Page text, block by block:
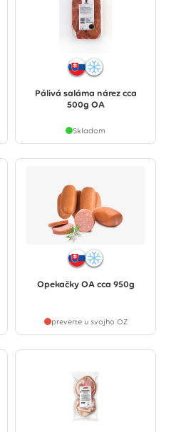
Pálivá saláma nárez cca
500g OA
Skladom
Opekačky OA cca 950g
preverte u svojho OZ